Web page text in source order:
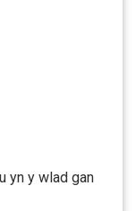
yn y wlad gan